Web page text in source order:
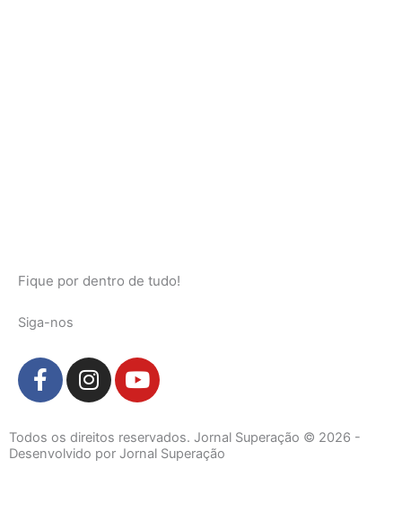
Fique por dentro de tudo!
Siga-nos
F
a
e
b
I
n
t
a
Y
o
t
u
Todos os direitos reservados. Jornal Superação © 2026 -
Desenvolvido por Jornal Superação